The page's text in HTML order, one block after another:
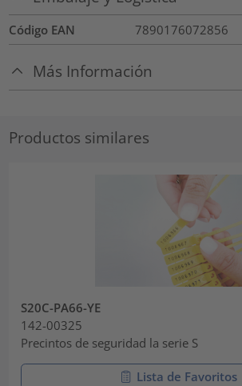
Código EAN 7890176072856
Más Información
Productos similares
S20C-PA66-YE
142-00325
Precintos de seguridad la serie S
Lista de Favoritos